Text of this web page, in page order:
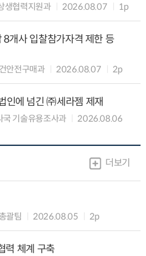
생협력지원과 2026.08.07 1p
8개사 입찰참가자격 제한 등
안전구매과 2026.08.07 2p
인에 넘긴 ㈜세라젬 제재
국 기술유용조사과
2026.08.06
더보기
괄팀 2026.08.05 2p
력 체계 구축